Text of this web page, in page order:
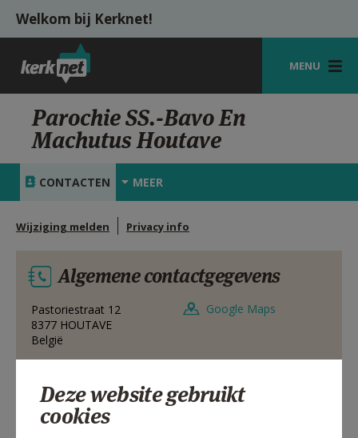
Overslaan en naar de inhoud gaan
Welkom bij Kerknet!
MENU
STARTPAGINA
KERK
VIERINGEN
HULP
MIJN PAROCHIE
AANMELDEN OF REGISTREREN
Parochie SS.-Bavo En
Machutus Houtave
CONTACTEN MEER
Wijziging melden Privacy info
Algemene contactgegevens
Pastoriestraat 12
8377 HOUTAVE
België
Google Maps
Pastoriestraat 12, 8377 HOUTAVE
Deze website gebruikt
cookies